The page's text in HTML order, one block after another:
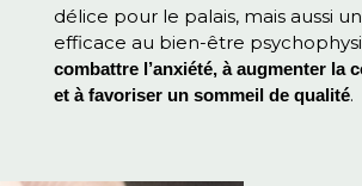
délice pour le palais, mais aussi
efficace au bien-être
combattre l’anxiété, à augmenter la
et à favoriser un sommeil de qualité.